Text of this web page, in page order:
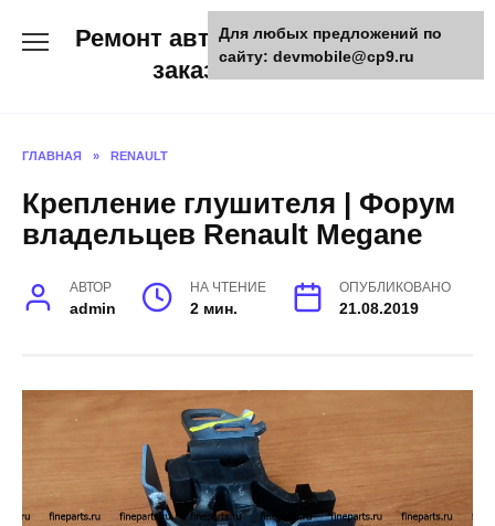
Ремонт авто и мото техники,
заказ запчастей
ГЛАВНАЯ » RENAULT
Крепление глушителя | Форум
владельцев Renault Megane
АВТОР
admin
НА ЧТЕНИЕ
2 мин.
ОПУБЛИКОВАНО
21.08.2019
Для любых предложений по
сайту: devmobile@cp9.ru